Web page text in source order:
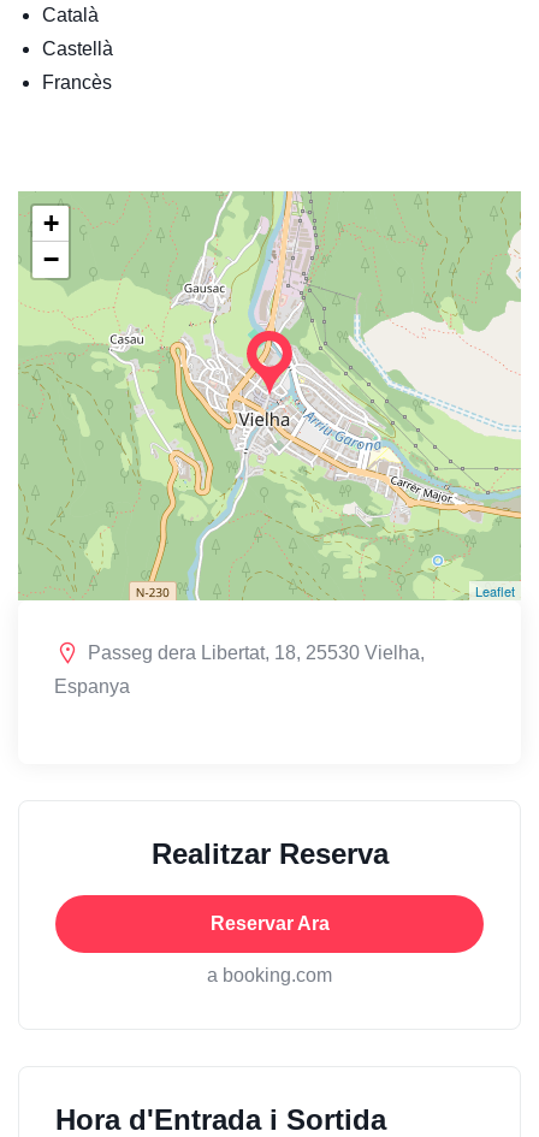
Català
Castellà
Francès
+
−
Leaflet
Passeg dera Libertat, 18, 25530 Vielha,
Espanya
Realitzar Reserva
Reservar Ara
a booking.com
Hora d'Entrada i Sortida